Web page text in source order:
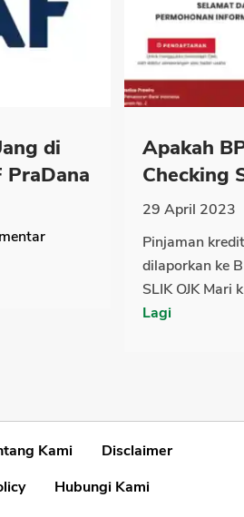
di
PraDana
Apakah
Checking
29 April 2023
Pinjaman
dilaporkan ke
SLIK OJK Mari
Lagi
Kami
Disclaimer
Hubungi Kami